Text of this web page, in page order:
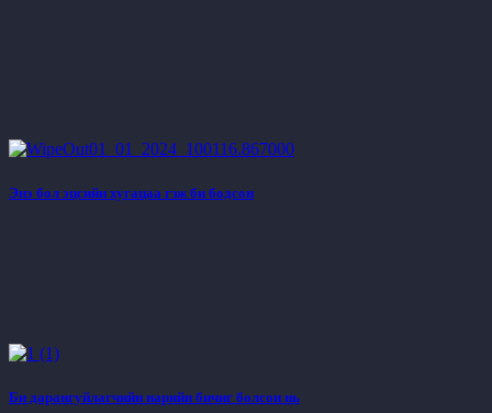
Энэ бол эцсийн хугацаа гэж би бодсон
Би дарангуйлагчийн нарийн бичиг болсон нь